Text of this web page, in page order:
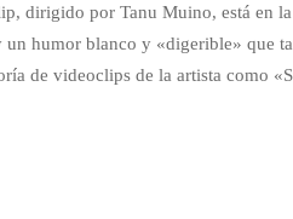
dirigido por Tanu Muino, está en
humor blanco y «digerible» que
de videoclips de la artista como